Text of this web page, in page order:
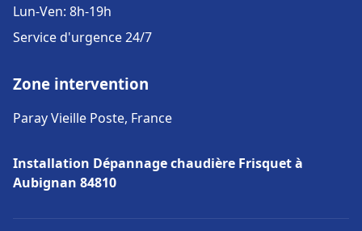
Lun-Ven: 8h-19h
Service d'urgence 24/7
Zone intervention
Paray Vieille Poste, France
Installation Dépannage chaudière Frisquet à
Aubignan 84810